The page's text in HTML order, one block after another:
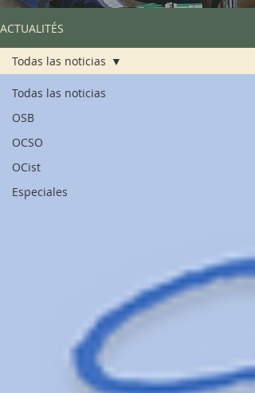
ACTUALITÉS
Todas las noticias
OSB
OCSO
OCist
Especiales
Todas las noticias